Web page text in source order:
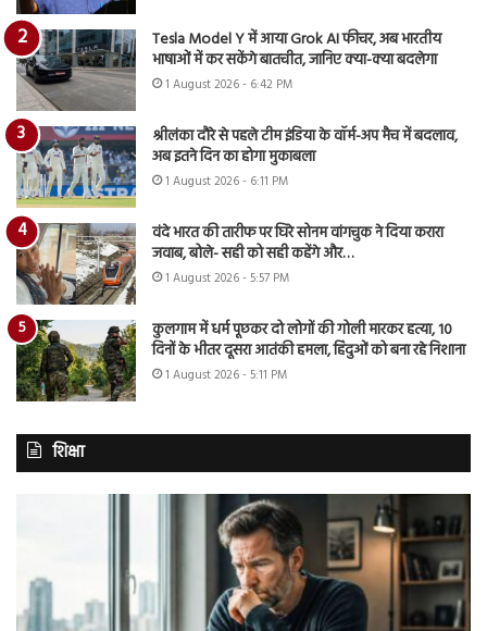
Tesla Model Y में आया Grok AI फीचर, अब भारतीय
भाषाओं में कर सकेंगे बातचीत, जानिए क्या-क्या बदलेगा
1 August 2026 - 6:42 PM
श्रीलंका दौरे से पहले टीम इंडिया के वॉर्म-अप मैच में बदलाव,
अब इतने दिन का होगा मुकाबला
1 August 2026 - 6:11 PM
वंदे भारत की तारीफ पर घिरे सोनम वांगचुक ने दिया करारा
जवाब, बोले- सही को सही कहेंगे और…
1 August 2026 - 5:57 PM
कुलगाम में धर्म पूछकर दो लोगों की गोली मारकर हत्या, 10
दिनों के भीतर दूसरा आतंकी हमला, हिंदुओं को बना रहे निशाना
1 August 2026 - 5:11 PM
शिक्षा